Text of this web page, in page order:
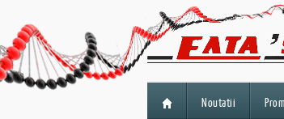
Noutatii